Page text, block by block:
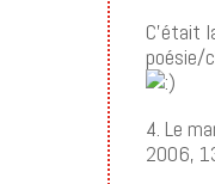
C’était
poésie/
4. Le
2006,